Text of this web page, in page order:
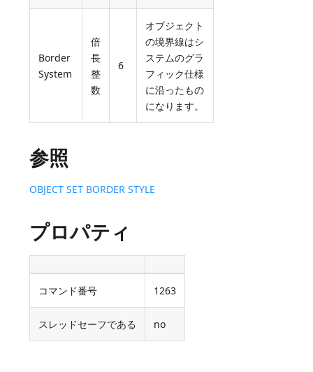
Border
System
倍
長
整
数
6
オブジェクト
の境界線はシ
ステムのグラ
フィック仕様
に沿ったもの
になります。
参照
OBJECT SET BORDER STYLE
プロパティ
コマンド番号 1263
スレッドセーフである no